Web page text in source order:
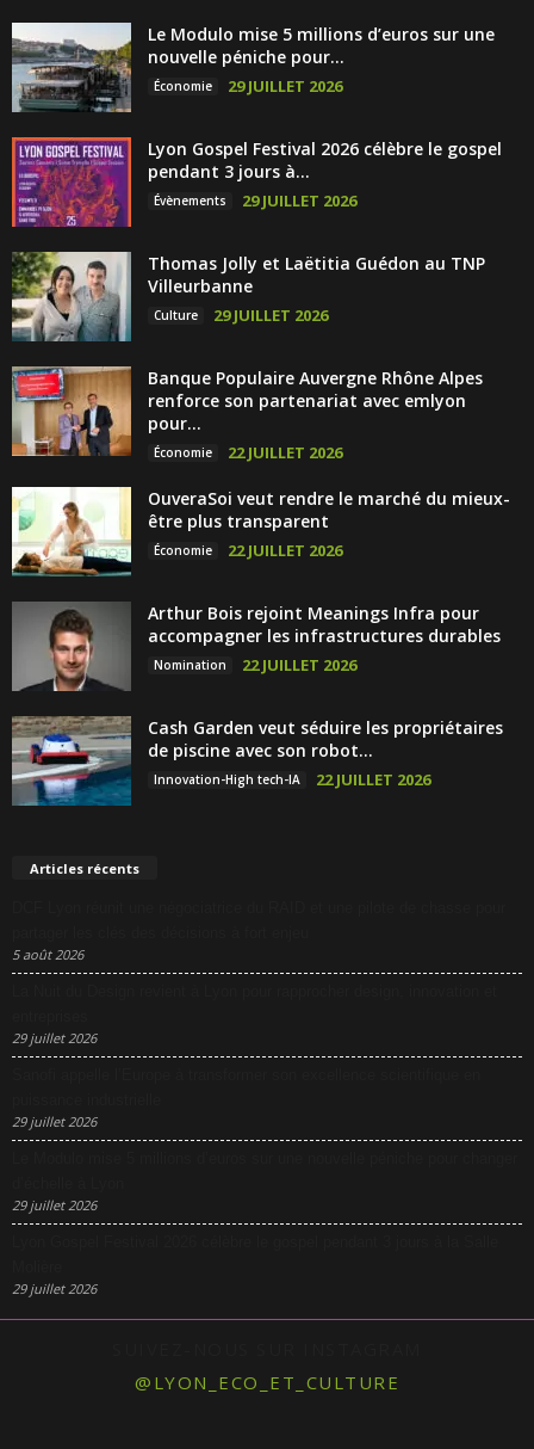
Le Modulo mise 5 millions d’euros sur une
nouvelle péniche pour...
Économie 29 JUILLET 2026
Lyon Gospel Festival 2026 célèbre le gospel
pendant 3 jours à...
Évènements 29 JUILLET 2026
Thomas Jolly et Laëtitia Guédon au TNP
Villeurbanne
Culture 29 JUILLET 2026
Banque Populaire Auvergne Rhône Alpes
renforce son partenariat avec emlyon
pour...
Économie 22 JUILLET 2026
OuveraSoi veut rendre le marché du mieux-
être plus transparent
Économie 22 JUILLET 2026
Arthur Bois rejoint Meanings Infra pour
accompagner les infrastructures durables
Nomination 22 JUILLET 2026
Cash Garden veut séduire les propriétaires
de piscine avec son robot...
Innovation-High tech-IA 22 JUILLET 2026
Articles récents
5 août 2026
29 juillet 2026
29 juillet 2026
29 juillet 2026
29 juillet 2026
@LYON_ECO_ET_CULTURE